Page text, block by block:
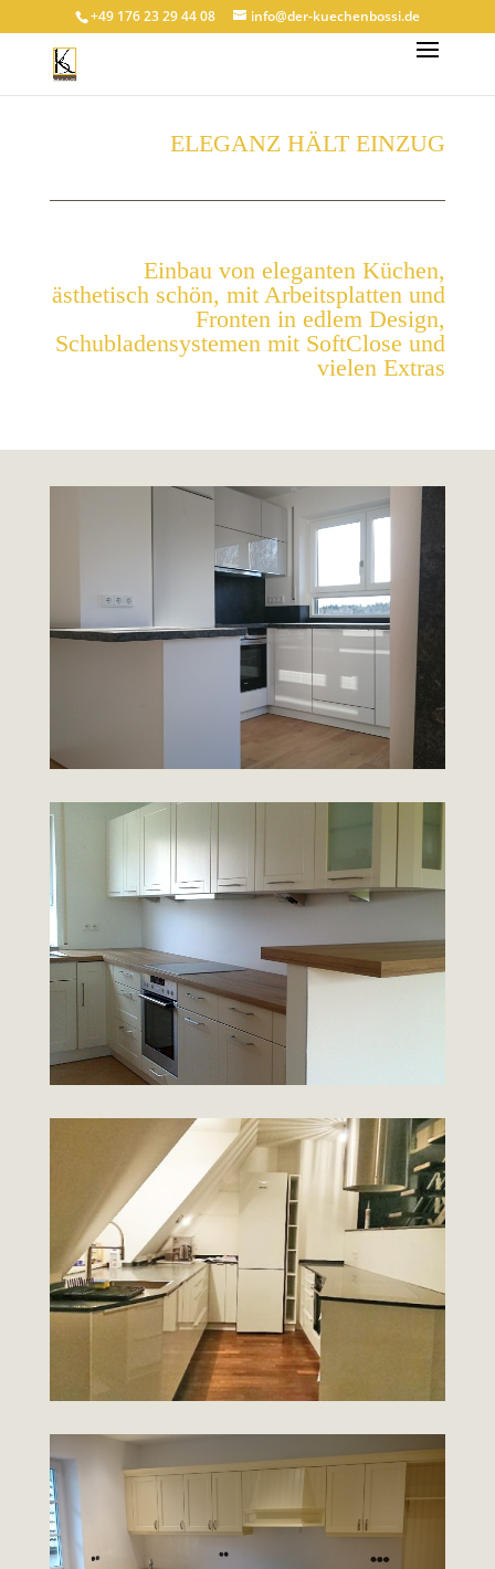
+49 176 23 29 44 08 info@der-kuechenbossi.de
ELEGANZ HÄLT EINZUG
Einbau von eleganten Küchen,
ästhetisch schön, mit Arbeitsplatten und
Fronten in edlem Design,
Schubladensystemen mit SoftClose und
vielen Extras